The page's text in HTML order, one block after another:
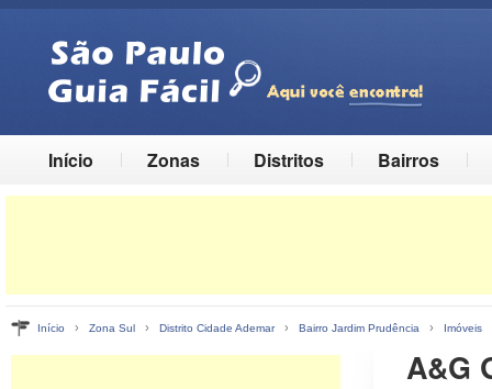
Início Zonas Distritos Bairros
Início › Zona Sul › Distrito Cidade Ademar› Bairro Jardim Prudência › Imóveis
A&G